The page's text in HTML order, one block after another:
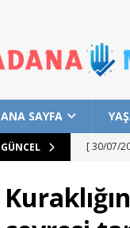
ANA SAYFA
GÜNCEL [ 30/07/
[ 28/07/